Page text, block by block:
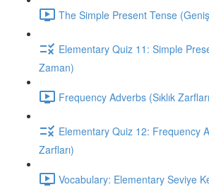
The Simple Present Tense
Elementary Quiz 11: Simple
Zaman)
Frequency Adverbs (Sıklık
Elementary Quiz 12: Frequency
Zarfları)
Vocabulary: Elementary Seviye